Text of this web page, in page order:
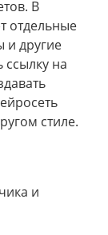
В
отдельные
и другие
ссылку на
стиле.
и